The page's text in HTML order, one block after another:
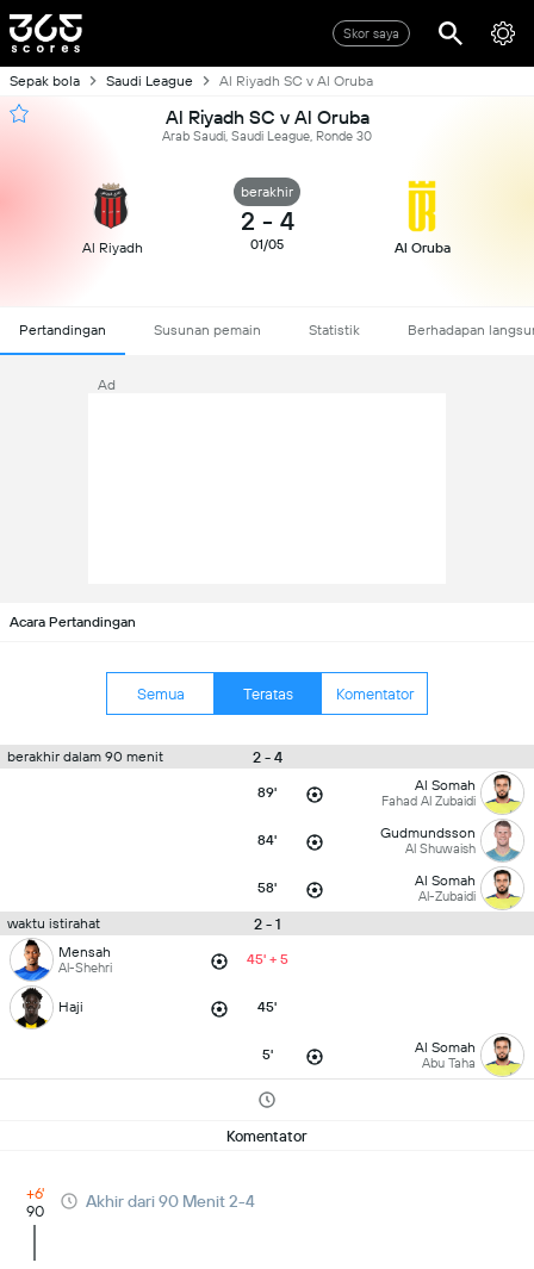
Skor saya
Sepak bola Saudi League Al Riyadh SC v Al Oruba
Al Riyadh SC v Al Oruba
Arab Saudi, Saudi League, Ronde 30
Al Riyadh
berakhir
2 - 4
01/05 Al Oruba
Pertandingan Susunan pemain Statistik Berhadapan
Ad
Acara Pertandingan
Semua Teratas Komentator
berakhir dalam 90 menit 2 - 4
89' Al Somah
Fahad Al Zubaidi
84' Gudmundsson
Al Shuwaish
58' Al Somah
Al-Zubaidi
waktu istirahat 2 - 1
Mensah
Al-Shehri 45' + 5
Haji 45'
5' Al Somah
Abu Taha
Komentator
+6'
90
Akhir dari 90 Menit 2-4